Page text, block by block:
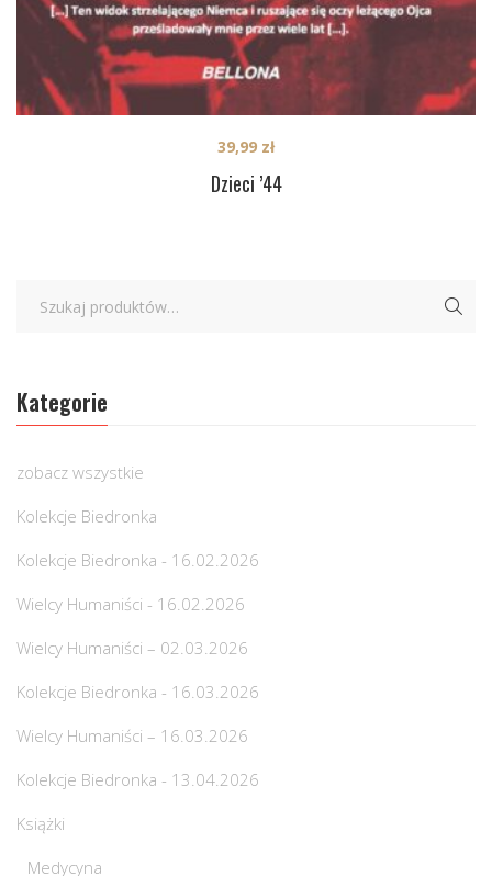
Dzieci ’44
39,99 zł
Kategorie
zobacz wszystkie
Kolekcje Biedronka
Kolekcje Biedronka - 16.02.2026
Wielcy Humaniści - 16.02.2026
Wielcy Humaniści – 02.03.2026
Kolekcje Biedronka - 16.03.2026
Wielcy Humaniści – 16.03.2026
Kolekcje Biedronka - 13.04.2026
Książki
Medycyna